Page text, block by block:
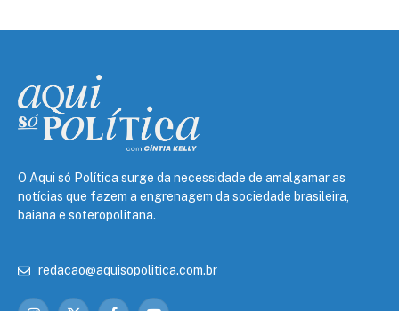
O Aqui só Política surge da necessidade de amalgamar as
notícias que fazem a engrenagem da sociedade brasileira,
baiana e soteropolitana.
redacao@aquisopolitica.com.br